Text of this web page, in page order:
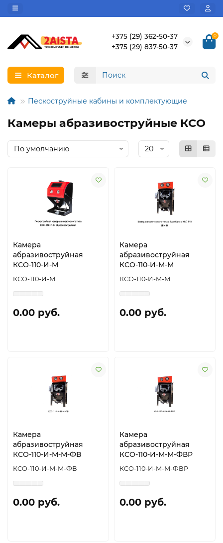
+375 (29) 362-50-37
+375 (29) 837-50-37
0
Каталог
Пескоструйные кабины и комплектующие
Камеры абразивоструйные КСО
Камера
абразивоструйная
КСО-110-И-М
КСО-110-И-М
0.00 руб.
Камера
абразивоструйная
КСО-110-И-М-М
КСО-110-И-М-М
0.00 руб.
Камера
абразивоструйная
КСО-110-И-М-М-ФВ
КСО-110-И-М-М-ФВ
0.00 руб.
Камера
абразивоструйная
КСО-110-И-М-М-ФВР
КСО-110-И-М-М-ФВР
0.00 руб.